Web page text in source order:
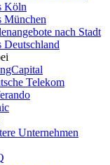
Köln
München
nach Stadt
Deutschland
Telekom
Unternehmen